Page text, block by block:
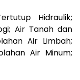
Hidraulik;
Air Tanah dan
Air Limbah;
Air Minum;